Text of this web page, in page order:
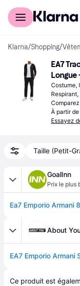
Acheter avec Klarna
Klarna/Shopping/
EA7
Longue
Costume,
À partir
Essayez
Taille (Petit-
GoalInn
Prix le plus
About
Ce produit est